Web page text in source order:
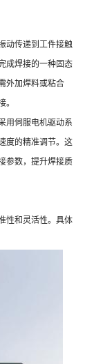
动传递到工件接触
成焊接的一种固态
外加焊料或粘合
。
用伺服电机驱动系
度的精准调节。这
参数，提升焊接质
性和灵活性。具体